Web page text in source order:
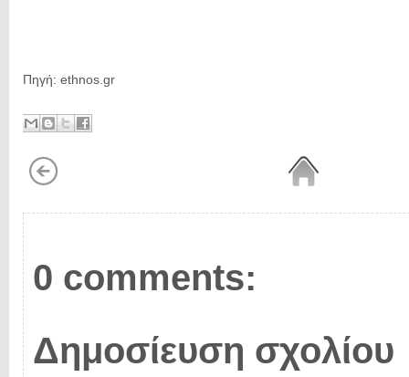
Πηγή: ethnos.gr
0 comments:
Δημοσίευση σχολίου